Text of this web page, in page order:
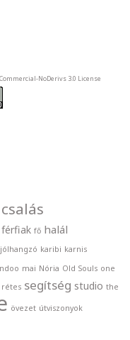
NoDerivs 3.0 License
csalás
férfiak fő halál
jólhangzó karibi karnis
mai Nória Old Souls one
rétes segítség studio the
övezet útviszonyok